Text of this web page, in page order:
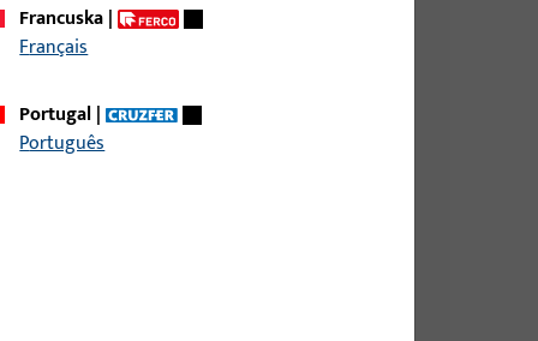
MASS A&#61; 62,5 MM, ABGER., AUS
Francuska|
Français
Portugal|
Português